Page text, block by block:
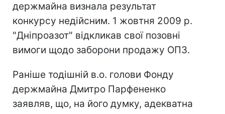
держмайна визнала результат
конкурсу недійсним. 1 жовтня 2009 р.
"Дніпроазот" відкликав свої позовні
вимоги щодо заборони продажу ОПЗ.
Раніше тодішній в.о. голови Фонду
держмайна Дмитро Парфененко
заявляв, що, на його думку, адекватна